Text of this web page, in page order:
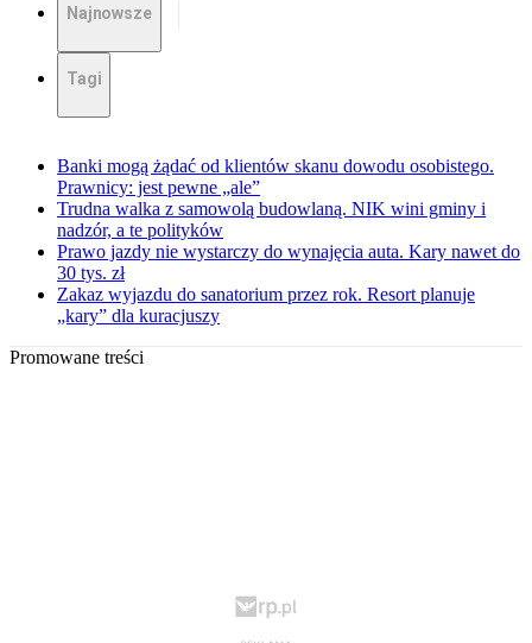
Najnowsze
Tagi
Banki mogą żądać od klientów skanu dowodu osobistego.
Prawnicy: jest pewne „ale”
Trudna walka z samowolą budowlaną. NIK wini gminy i
nadzór, a te polityków
Prawo jazdy nie wystarczy do wynajęcia auta. Kary nawet do
30 tys. zł
Zakaz wyjazdu do sanatorium przez rok. Resort planuje
„kary” dla kuracjuszy
Promowane treści